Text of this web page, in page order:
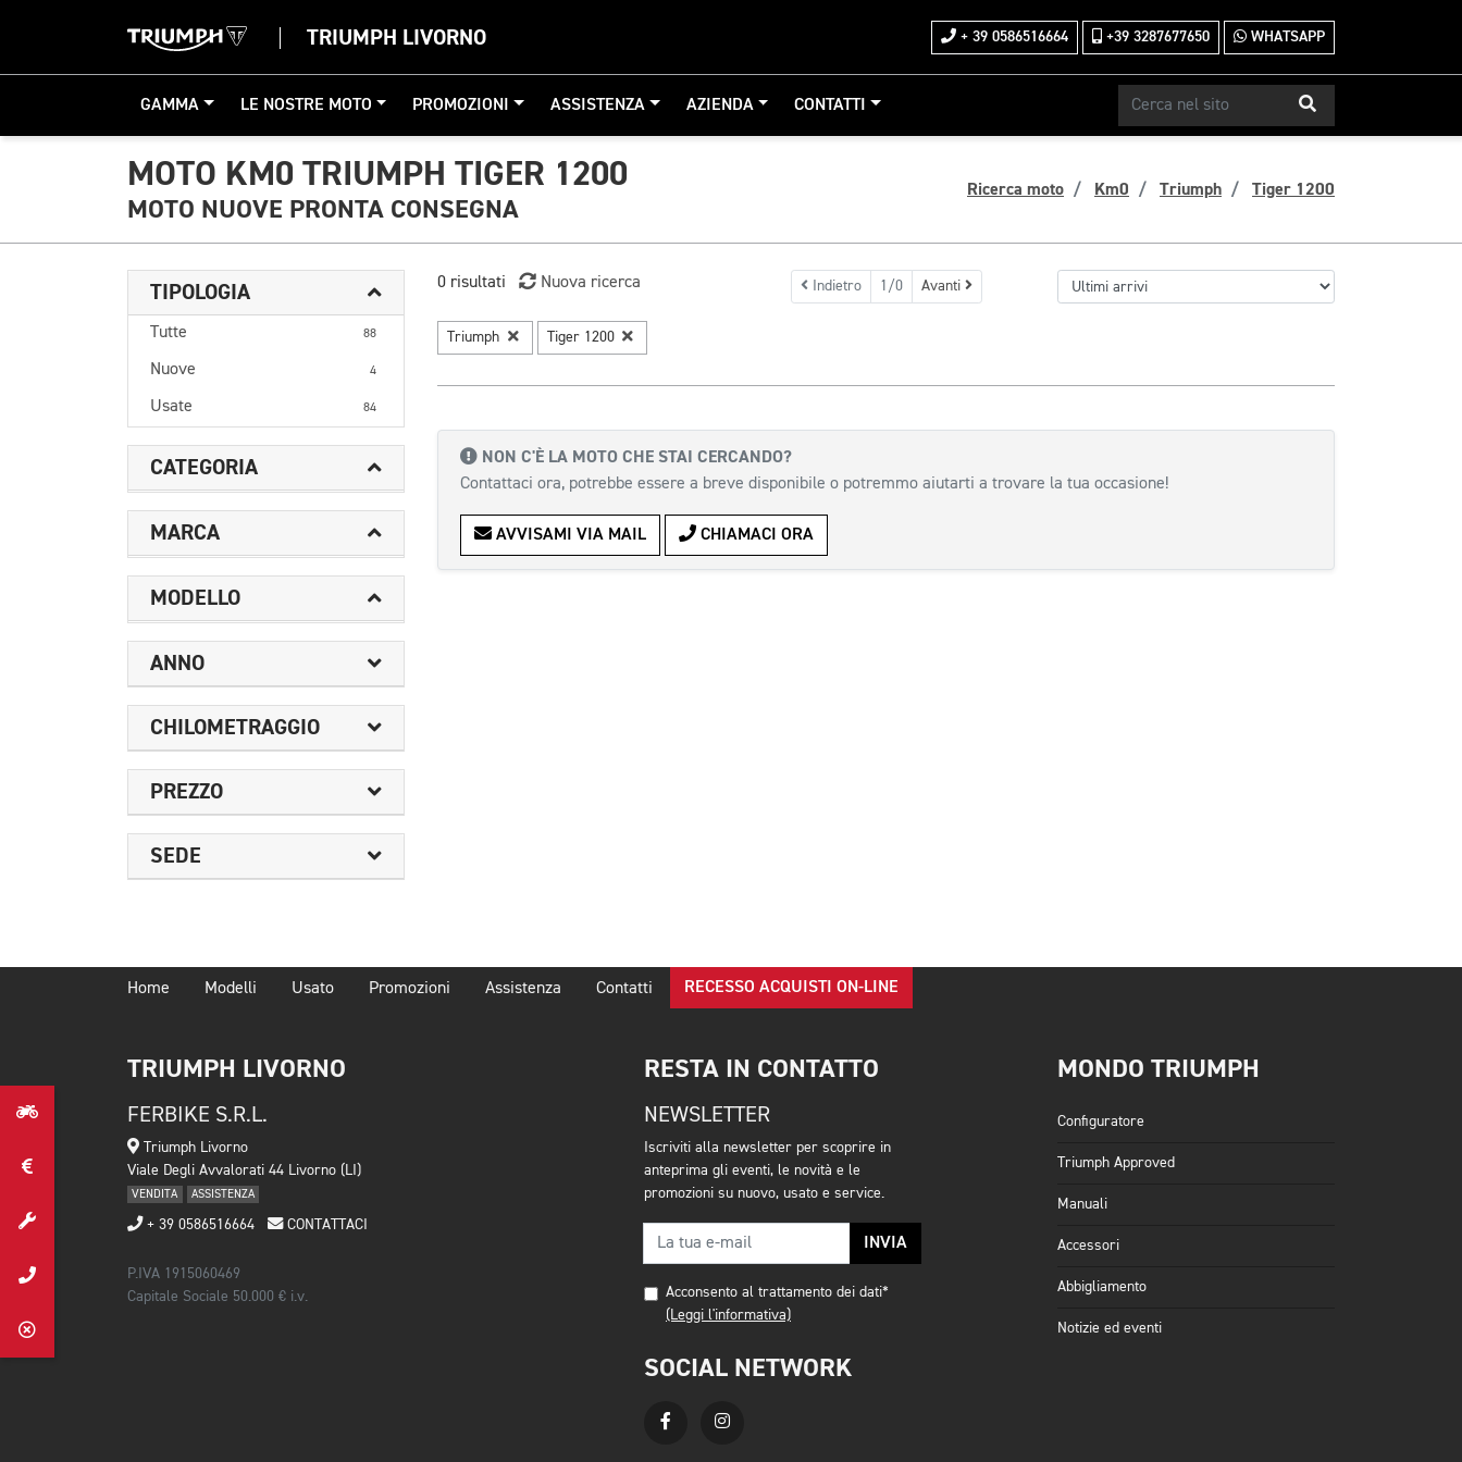
TRIUMPH LIVORNO + 39 0586516664 +39 3287677650 WHATSAPP
GAMMA LE NOSTRE MOTO PROMOZIONI ASSISTENZA AZIENDA CONTATTI
MOTO KM0 TRIUMPH TIGER 1200
MOTO NUOVE PRONTA CONSEGNA
Ricerca moto Km0 Triumph Tiger 1200
TIPOLOGIA
Tutte 88
Nuove 4
Usate 84
CATEGORIA
MARCA
MODELLO
ANNO
CHILOMETRAGGIO
PREZZO
SEDE
0 risultati Nuova ricerca Indietro 1/0 Avanti
Triumph Tiger 1200
NON C'È LA MOTO CHE STAI CERCANDO?
Contattaci ora, potrebbe essere a breve disponibile o potremmo aiutarti a trovare la tua occasione!
AVVISAMI VIA MAIL CHIAMACI ORA
Home Modelli Usato Promozioni Assistenza Contatti RECESSO ACQUISTI ON-LINE
TRIUMPH LIVORNO
FERBIKE S.R.L.
Triumph Livorno
Viale Degli Avvalorati 44 Livorno (LI)
VENDITA ASSISTENZA
+ 39 0586516664 CONTATTACI
P.IVA 1915060469
Capitale Sociale 50.000 € i.v.
RESTA IN CONTATTO
NEWSLETTER
Iscriviti alla newsletter per scoprire in
anteprima gli eventi, le novità e le
promozioni su nuovo, usato e service.
INVIA
Acconsento al trattamento dei dati*
(Leggi l'informativa)
SOCIAL NETWORK
MONDO TRIUMPH
Configuratore
Triumph Approved
Manuali
Accessori
Abbigliamento
Notizie ed eventi